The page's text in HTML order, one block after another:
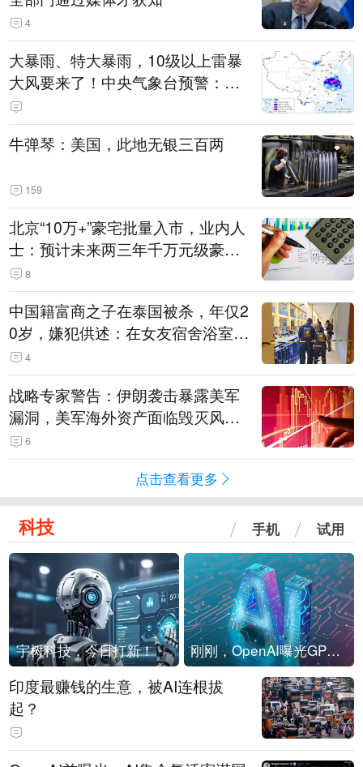
4
大暴雨、特大暴雨，10级以上雷暴
大风要来了！中央气象台预警：今
天到明天，浙江、安徽有特大暴雨
牛弹琴：美国，此地无银三百两
159
北京“10万+”豪宅批量入市，业内人
士：预计未来两三年千万元级豪宅
潜在供应达万套！谁在买单？
8
中国籍富商之子在泰国被杀，年仅2
0岁，嫌犯供述：在女友宿舍浴室发
现他，持刀询问身份时发生拉扯
4
战略专家警告：伊朗袭击暴露美军
漏洞，美军海外资产面临毁灭风
险！
6
点击查看更多
科技 手机 试用
宇树科技，今日打新！ 刚刚，OpenAI曝光GPT-6！传10万亿参数，8月强行发布
印度最赚钱的生意，被AI连根拔
起？